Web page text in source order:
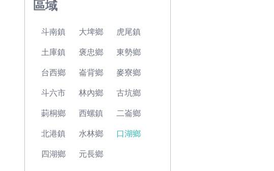
區域
斗南鎮 大埤鄉 虎尾鎮
土庫鎮 褒忠鄉 東勢鄉
台西鄉 崙背鄉 麥寮鄉
斗六市 林內鄉 古坑鄉
莿桐鄉 西螺鎮 二崙鄉
北港鎮 水林鄉 口湖鄉
四湖鄉 元長鄉